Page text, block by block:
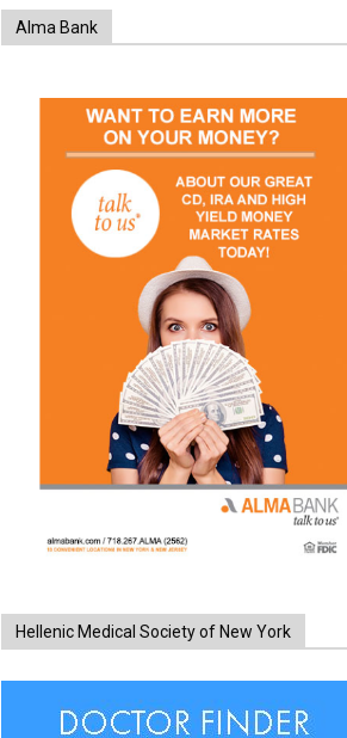
Alma Bank
Hellenic Medical Society of New York